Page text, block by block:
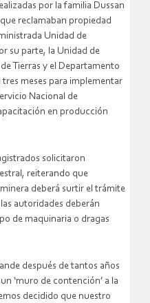
por la familia Dussan
reclamaban propiedad
Unidad de
su parte, la Unidad de
Tierras y el Departamento
meses para implementar
Nacional de
en producción
solicitaron
reiterando que
deberá surtir el trámite
autoridades deberán
de maquinaria o dragas
después de tantos años
‘muro de contención’ a la
decidido que nuestro